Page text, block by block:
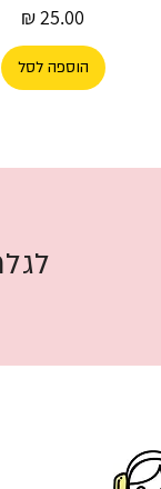
מחיר
הוספה לסל